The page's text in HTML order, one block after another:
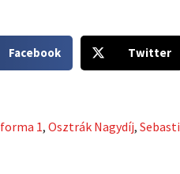
Facebook
h
o
Twitter
forma 1,Osztrák Nagydíj,